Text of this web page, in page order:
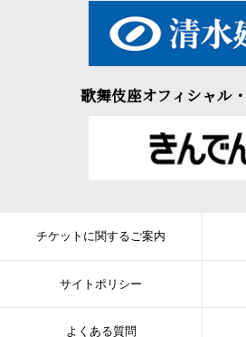
歌舞伎座オフィシャル
チケットに関するご案内
サイトポリシー
よくある質問